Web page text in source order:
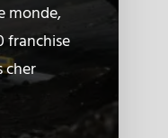
monde,
franchise
cher